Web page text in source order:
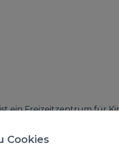
ein Freizeitzentrum für
sind Montag bis Freitag
Cookies